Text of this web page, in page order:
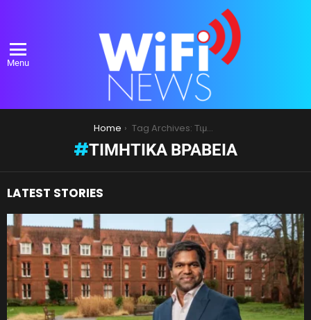
Menu
Home Tag Archives: Τιμητικά Βραβεία
ΤΙΜΗΤΙΚΆ ΒΡΑΒΕΊΑ
LATEST STORIES